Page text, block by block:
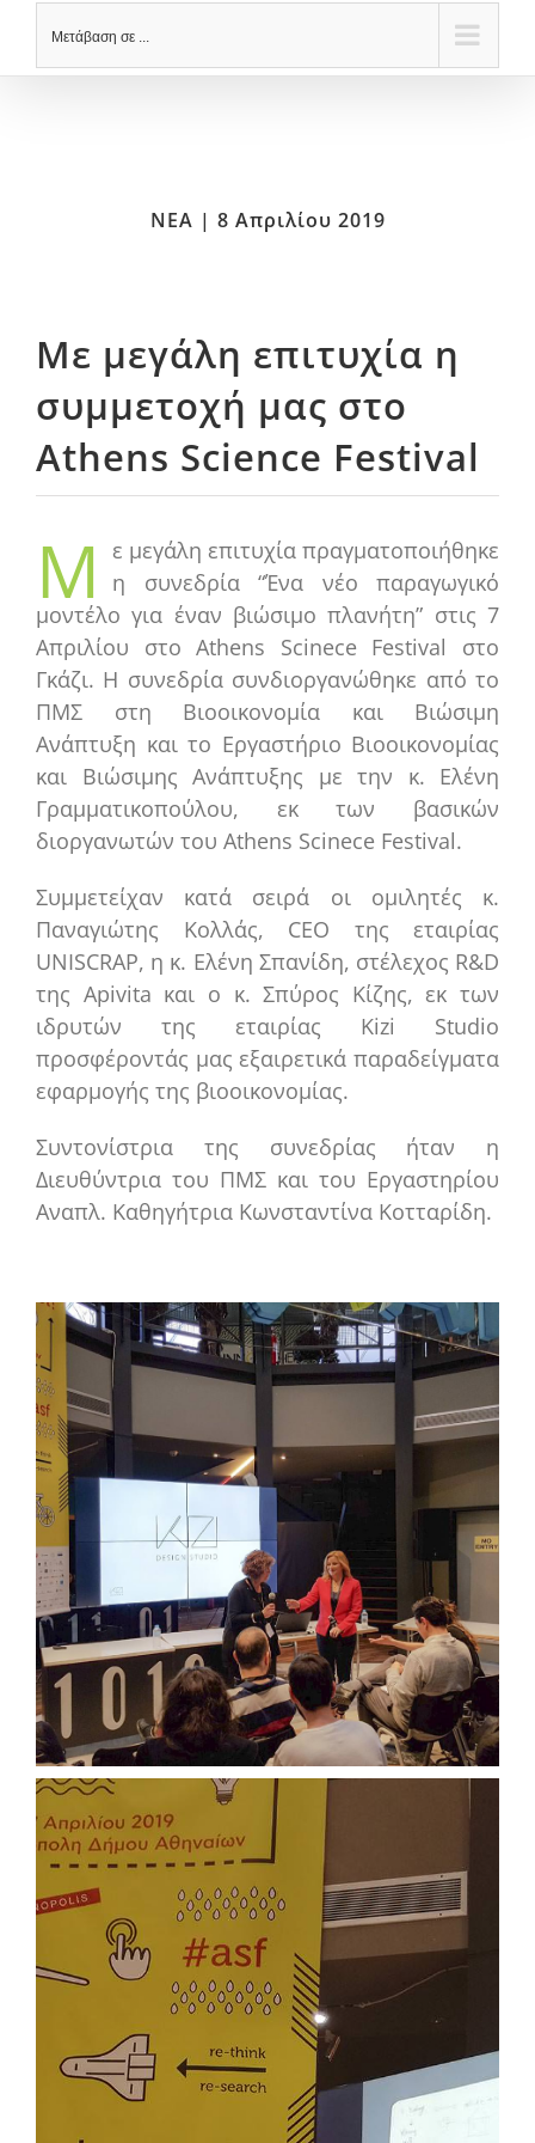
Μετάβαση σε ...
ΝΕΑ | 8 Απριλίου 2019
Με μεγάλη επιτυχία η
συμμετοχή μας στο
Athens Science Festival
Μ
ε μεγάλη επιτυχία πραγματοποιήθηκε
η συνεδρία “Ένα νέο παραγωγικό
μοντέλο για έναν βιώσιμο πλανήτη” στις 7
Απριλίου στο Athens Scinece Festival στο
Γκάζι. Η συνεδρία συνδιοργανώθηκε από το
ΠΜΣ στη Βιοοικονομία και Βιώσιμη
Ανάπτυξη και το Εργαστήριο Βιοοικονομίας
και Βιώσιμης Ανάπτυξης με την κ. Ελένη
Γραμματικοπούλου, εκ των βασικών
διοργανωτών του Athens Scinece Festival.
Συμμετείχαν κατά σειρά οι ομιλητές κ.
Παναγιώτης Κολλάς, CEO της εταιρίας
UNISCRAP, η κ. Ελένη Σπανίδη, στέλεχος R&D
της Apivita και o κ. Σπύρος Κίζης, εκ των
ιδρυτών της εταιρίας Kizi Studio
προσφέροντάς μας εξαιρετικά παραδείγματα
εφαρμογής της βιοοικονομίας.
Συντονίστρια της συνεδρίας ήταν η
Διευθύντρια του ΠΜΣ και του Εργαστηρίου
Αναπλ. Καθηγήτρια Κωνσταντίνα Κοτταρίδη.